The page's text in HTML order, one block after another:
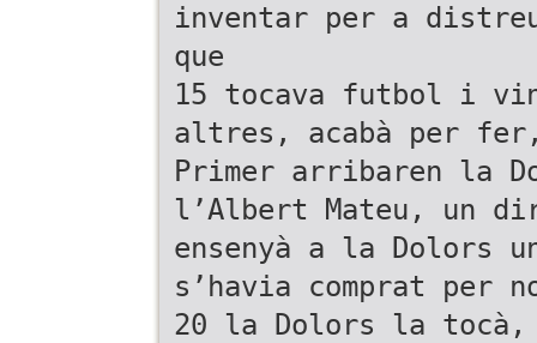
inventar per a
que
15 tocava futbol i
altres, acabà per
Primer arribaren la
l’Albert Mateu, un
ensenyà a la Dolors
s’havia comprat per
20 la Dolors la tocà,